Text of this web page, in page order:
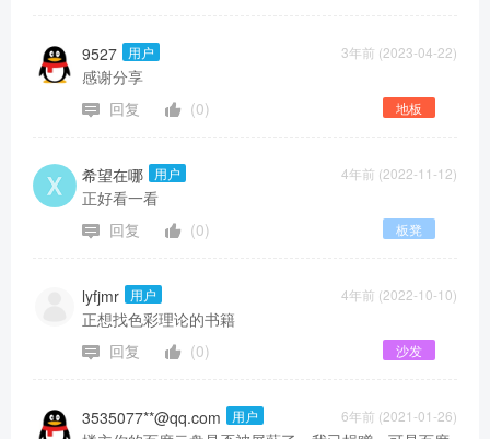
9527 用户
感谢分享
3年前 (2023-04-22)
地板
回复 (0)
希望在哪 用户
正好看一看
4年前 (2022-11-12)
板凳
回复 (0)
lyfjmr 用户
正想找色彩理论的书籍
4年前 (2022-10-10)
沙发
回复 (0)
3535077**@qq.com 用户 6年前 (2021-01-26)